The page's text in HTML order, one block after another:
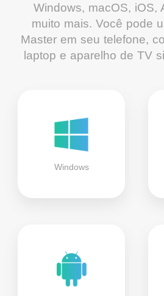
Windows, macOS, iOS,
muito mais. Você pode
Master em seu telefone,
laptop e aparelho de TV
Windows